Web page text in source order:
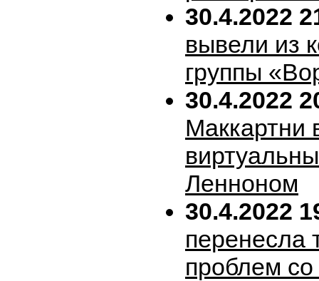
30.4.2022
вывели из
группы
30.4.2022
Маккартни
Ленноном
30.4.2022
перенесла
проблем